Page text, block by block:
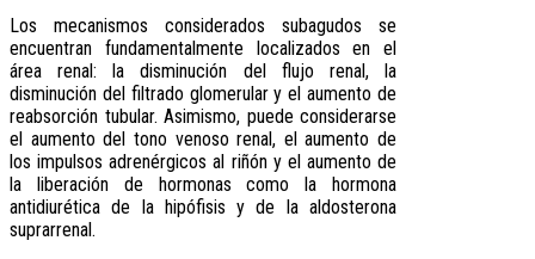
Los mecanismos considerados subagudos se
encuentran fundamentalmente localizados en el
área renal: la disminución del flujo renal, la
disminución del filtrado glomerular y el aumento de
reabsorción tubular. Asimismo, puede considerarse
el aumento del tono venoso renal, el aumento de
los impulsos adrenérgicos al riñón y el aumento de
la liberación de hormonas como la hormona
antidiurética de la hipófisis y de la aldosterona
suprarrenal.